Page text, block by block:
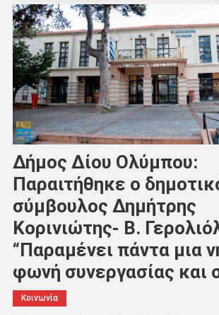
Δήμος Δίου Ολύμπου:
Παραιτήθηκε ο
σύμβουλος Δημήτρης
Κορινιώτης- Β.
“Παραμένει πάντα μια
φωνή συνεργασίας και
Κοινωνία